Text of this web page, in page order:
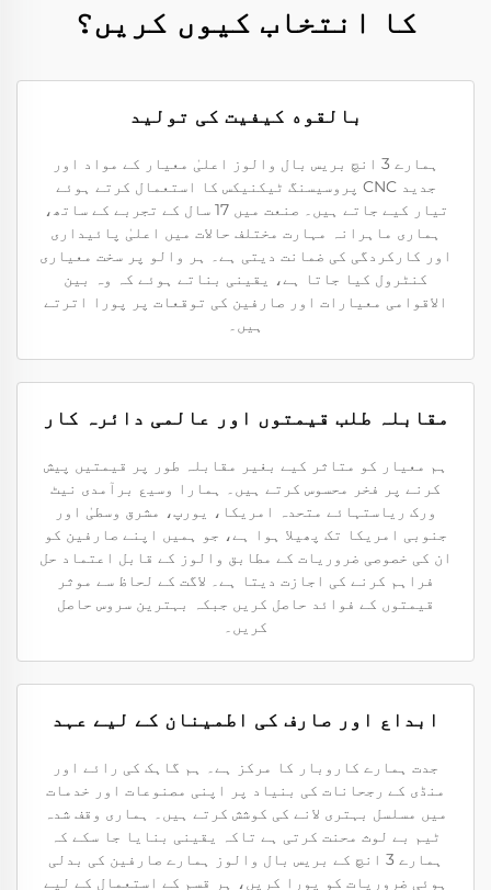
کا انتخاب کیوں کریں؟
بالقوه کیفیت کی تولید
ہمارے 3 انچ بریس بال والوز اعلیٰ معیار کے مواد اور
جدید CNC پروسیسنگ ٹیکنیکس کا استعمال کرتے ہوئے
تیار کیے جاتے ہیں۔ صنعت میں 17 سال کے تجربے کے ساتھ،
ہماری ماہرانہ مہارت مختلف حالات میں اعلیٰ پائیداری
اور کارکردگی کی ضمانت دیتی ہے۔ ہر والو پر سخت معیاری
کنٹرول کیا جاتا ہے، یقینی بناتے ہوئے کہ وہ بین
الاقوامی معیارات اور صارفین کی توقعات پر پورا اترتے
ہیں۔
مقابلہ طلب قیمتوں اور عالمی دائرہ کار
ہم معیار کو متاثر کیے بغیر مقابلہ طور پر قیمتیں پیش
کرنے پر فخر محسوس کرتے ہیں۔ ہمارا وسیع برآمدی نیٹ
ورک ریاستہائے متحدہ امریکا، یورپ، مشرق وسطیٰ اور
جنوبی امریکا تک پھیلا ہوا ہے، جو ہمیں اپنے صارفین کو
ان کی خصوصی ضروریات کے مطابق والوز کے قابل اعتماد حل
فراہم کرنے کی اجازت دیتا ہے۔ لاگت کے لحاظ سے موثر
قیمتوں کے فوائد حاصل کریں جبکہ بہترین سروس حاصل
کریں۔
ابداع اور صارف کی اطمینان کے لیے عہد
جدت ہمارے کاروبار کا مرکز ہے۔ ہم گاہک کی رائے اور
منڈی کے رجحانات کی بنیاد پر اپنی مصنوعات اور خدمات
میں مسلسل بہتری لانے کی کوشش کرتے ہیں۔ ہماری وقف شدہ
ٹیم بے لوث محنت کرتی ہے تاکہ یقینی بنایا جا سکے کہ
ہمارے 3 انچ کے بریس بال والوز ہمارے صارفین کی بدلی
ہوئی ضروریات کو پورا کریں، ہر قسم کے استعمال کے لیے